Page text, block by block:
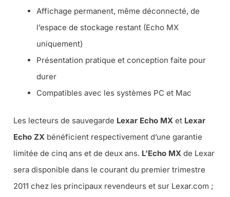
Affichage permanent, même déconnecté, de
l’espace de stockage restant (Echo MX
uniquement)
Présentation pratique et conception faite pour
durer
Compatibles avec les systèmes PC et Mac
Les lecteurs de sauvegarde Lexar Echo MX et Lexar
Echo ZX bénéficient respectivement d’une garantie
limitée de cinq ans et de deux ans. L’Echo MX de Lexar
sera disponible dans le courant du premier trimestre
2011 chez les principaux revendeurs et sur Lexar.com ;